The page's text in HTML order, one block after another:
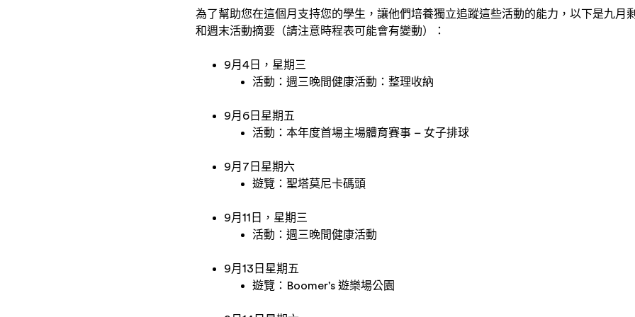
為了幫助您在這個月支持您的學生，讓他們培養獨立追蹤這些活動的能力，以下是九月
和週末活動摘要（請注意時程表可能會有變動）：
9月4日，星期三
活動：週三晚間健康活動：整理收納
9月6日星期五
活動：本年度首場主場體育賽事 – 女子排球
9月7日星期六
遊覽：聖塔莫尼卡碼頭
9月11日，星期三
活動：週三晚間健康活動
9月13日星期五
遊覽：Boomer's 遊樂場公園